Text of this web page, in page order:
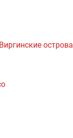
острова